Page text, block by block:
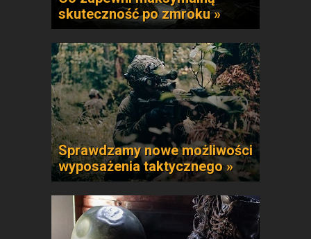
skuteczność po zmroku »
Sprawdzamy nowe możliwości
wyposażenia taktycznego »